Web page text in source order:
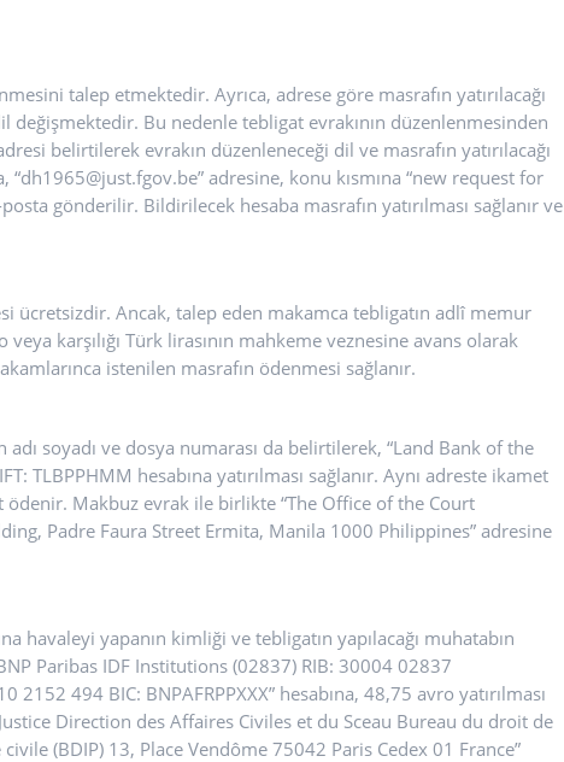
talep etmektedir. Ayrıca, adrese göre masrafın yatırılacağı
değişmektedir. Bu nedenle tebligat evrakının düzenlenmesinden
belirtilerek evrakın düzenleneceği dil ve masrafın yatırılacağı
adresine, konu kısmına “new request for
gönderilir. Bildirilecek hesaba masrafın yatırılması sağlanır ve
ücretsizdir. Ancak, talep eden makamca tebligatın adlî memur
karşılığı Türk lirasının mahkeme veznesine avans olarak
istenilen masrafın ödenmesi sağlanır.
soyadı ve dosya numarası da belirtilerek, “Land Bank of the
TLBPPHMM hesabına yatırılması sağlanır. Aynı adreste ikamet
Makbuz evrak ile birlikte “The Office of the Court
Padre Faura Street Ermita, Manila 1000 Philippines” adresine
havaleyi yapanın kimliği ve tebligatın yapılacağı muhatabın
Paribas IDF Institutions (02837) RIB: 30004 02837
494 BIC: BNPAFRPPXXX” hesabına, 48,75 avro yatırılması
Direction des Affaires Civiles et du Sceau Bureau du droit de
(BDIP) 13, Place Vendôme 75042 Paris Cedex 01 France”